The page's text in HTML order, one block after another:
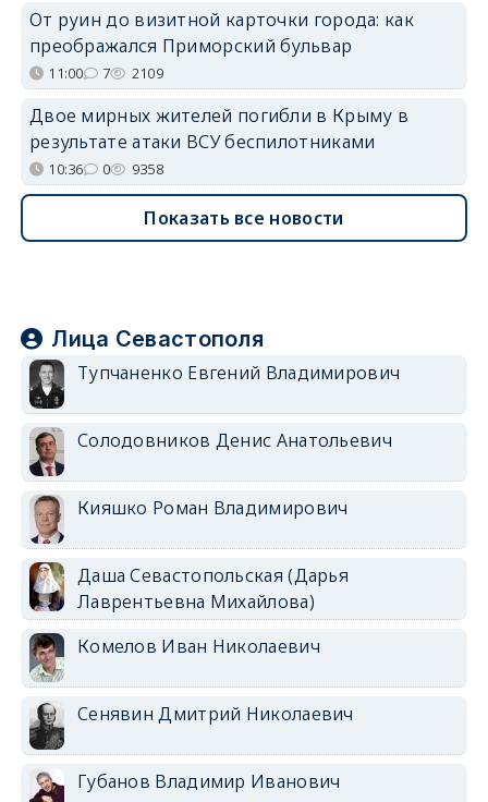
От руин до визитной карточки города: как
преображался Приморский бульвар
11:00 7 2109
Двое мирных жителей погибли в Крыму в
результате атаки ВСУ беспилотниками
10:36 0 9358
Показать все новости
Лица Севастополя
Тупчаненко Евгений Владимирович
Солодовников Денис Анатольевич
Кияшко Роман Владимирович
Даша Севастопольская (Дарья
Лаврентьевна Михайлова)
Комелов Иван Николаевич
Сенявин Дмитрий Николаевич
Губанов Владимир Иванович